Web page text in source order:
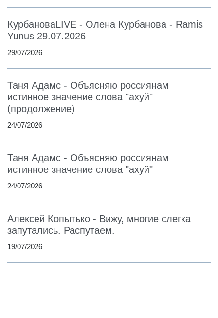
КурбановаLIVE - Олена Курбанова - Ramis
Yunus 29.07.2026
29/07/2026
Таня Адамс - Объясняю россиянам
истинное значение слова "ахуй"
(продолжение)
24/07/2026
Таня Адамс - Объясняю россиянам
истинное значение слова "ахуй"
24/07/2026
Алексей Копытько - Вижу, многие слегка
запутались. Распутаем.
19/07/2026